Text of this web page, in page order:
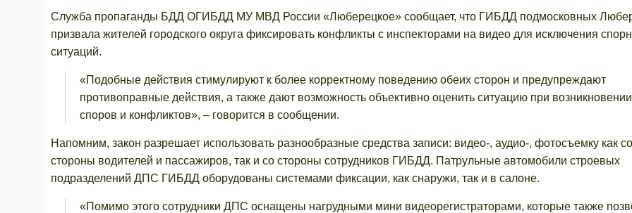
Служба пропаганды БДД ОГИБДД МУ МВД России «Люберецкое» сообщает, что ГИБДД подмосковных
призвала жителей городского округа фиксировать конфликты с инспекторами на видео для исключения
ситуаций.
«Подобные действия стимулируют к более корректному поведению обеих сторон и предупреждают
противоправные действия, а также дают возможность объективно оценить ситуацию при возникновении
споров и конфликтов», – говорится в сообщении.
Напомним, закон разрешает использовать разнообразные средства записи: видео-, аудио-, фотосъемку как со
стороны водителей и пассажиров, так и со стороны сотрудников ГИБДД. Патрульные автомобили строевых
подразделений ДПС ГИБДД оборудованы системами фиксации, как снаружи, так и в салоне.
«Помимо этого сотрудники ДПС оснащены нагрудными мини видеорегистраторами, которые также